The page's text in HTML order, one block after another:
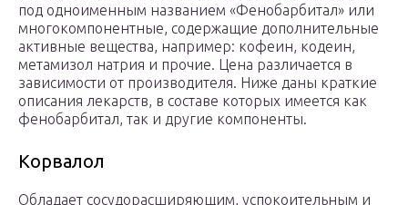
под одноименным названием «Фенобарбитал» или
многокомпонентные, содержащие дополнительные
активные вещества, например: кофеин, кодеин,
метамизол натрия и прочие. Цена различается в
зависимости от производителя. Ниже даны краткие
описания лекарств, в составе которых имеется как
фенобарбитал, так и другие компоненты.
Корвалол
Обладает сосудорасширяющим, успокоительным и